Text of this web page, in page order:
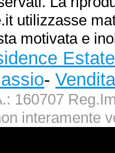
utilizzasse
motivata e
-
160707
interamente